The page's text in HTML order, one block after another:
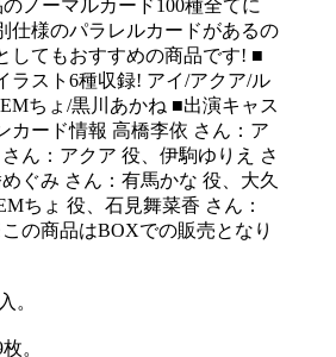
ノーマルカード100種全てに
仕様のパラレルカードがあるの
してもおすすめの商品です! ■
ラスト6種収録! アイ/アクア/ル
ちょ/黒川あかね ■出演キャス
カード情報 高橋李依 さん：ア
ん：アクア 役、伊駒ゆりえ さ
ぐみ さん：有馬かな 役、大久
ちょ 役、石見舞菜香 さん：
の商品はBOXでの販売となり
。
。